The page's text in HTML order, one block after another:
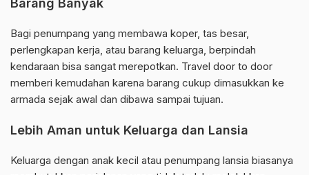
Barang Banyak
Bagi penumpang yang membawa koper, tas besar,
perlengkapan kerja, atau barang keluarga, berpindah
kendaraan bisa sangat merepotkan. Travel door to door
memberi kemudahan karena barang cukup dimasukkan ke
armada sejak awal dan dibawa sampai tujuan.
Lebih Aman untuk Keluarga dan Lansia
Keluarga dengan anak kecil atau penumpang lansia biasanya